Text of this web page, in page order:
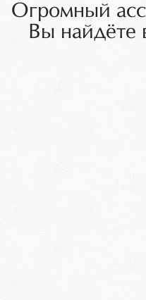
Огромный
Вы найдёте